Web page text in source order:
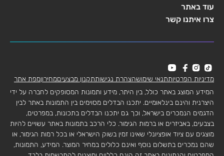
עוד באתר
צרו איתנו קשר
מדיניות הפרטיותתנאי שימושהצהרת נגישותתקנון מבצעיםמחירוןמפת אתר
המידע המוצג באתר כולל, בין היתר, מידע ותמונות המסופקים לחברה על ידי
היצרנית והינם בינלאומיים. יתכנו הבדלים מסוימים בין התמונות באתר לבין
הדגמים הנמכרים בישראל, וכך גם יתכנו הבדלים בתכונות, במפרטים,
בצבעים, באביזרים או ברמות הגימור. כלי הרכב בתמונות באתר עשויים להיות
מוצגים עם ציוד אופציונלי שאינו זמין בשוק הישראלי או בכל רמות הגימור, או
שהם נמכרים בתשלום נוסף ואינם כלולים במחיר המוצר. המידע, התמונות,